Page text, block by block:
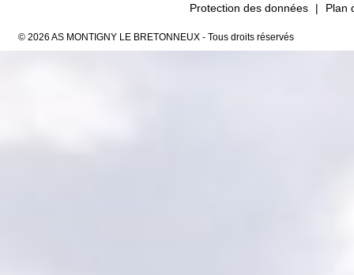
Protection des données Plan
© 2026 AS MONTIGNY LE BRETONNEUX - Tous droits réservés